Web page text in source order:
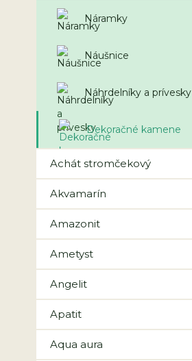
Náramky
Náušnice
Náhrdelníky a prívesky
Dekoračné kamene
Achát stromčekový
Akvamarín
Amazonit
Ametyst
Angelit
Apatit
Aqua aura